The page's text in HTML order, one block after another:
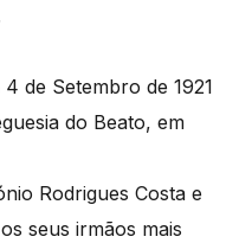
de Setembro de 1921
do Beato, em
Rodrigues Costa e
seus irmãos mais